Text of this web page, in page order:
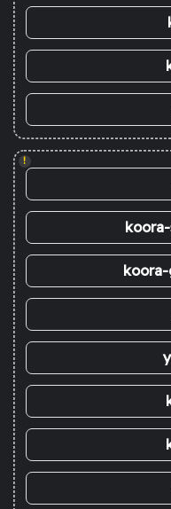
!